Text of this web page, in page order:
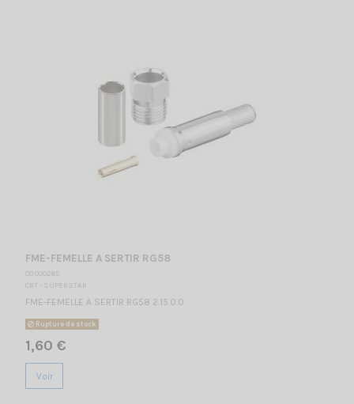
FME-FEMELLE A SERTIR RG58
CO 000265
CRT - SUPERSTAR
FME-FEMELLE A SERTIR RG58 2.15.0.0
Rupture de stock
1,60 €
Voir